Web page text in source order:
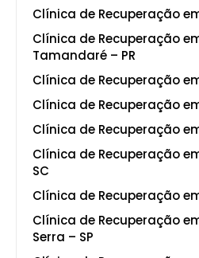
Clínica de Recuperação
Clínica de Recuperação
Tamandaré – PR
Clínica de Recuperação
Clínica de Recuperação
Clínica de Recuperação
Clínica de Recuperação
SC
Clínica de Recuperação
Clínica de Recuperação
Serra – SP